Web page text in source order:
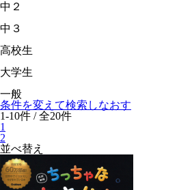
中２
中３
高校生
大学生
一般
条件を変えて検索しなおす
1-10件 / 全20件
1
2
並べ替え